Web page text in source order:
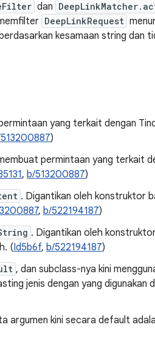
dan
DeepLinkRequest
kesamaan string dan
yang terkait dengan
)
permintaan yang terkait
, b/513200887)
. Digantikan oleh konstruktor
, b/522194187)
. Digantikan oleh
(Id5b6f, b/522194187)
, dan subclass-nya kini
jenis dengan yang digunakan
argumen kini secara default